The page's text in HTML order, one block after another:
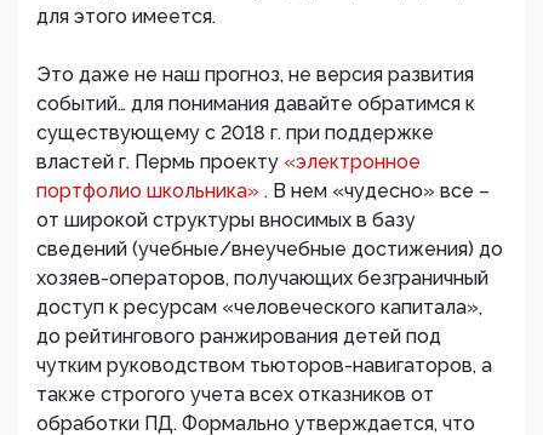
для этого имеется.
Это даже не наш прогноз, не версия развития
событий… для понимания давайте обратимся к
существующему с 2018 г. при поддержке
властей г. Пермь проекту «электронное
портфолио школьника» . В нем «чудесно» все –
от широкой структуры вносимых в базу
сведений (учебные/внеучебные достижения) до
хозяев-операторов, получающих безграничный
доступ к ресурсам «человеческого капитала»,
до рейтингового ранжирования детей под
чутким руководством тьюторов-навигаторов, а
также строгого учета всех отказников от
обработки ПД. Формально утверждается, что